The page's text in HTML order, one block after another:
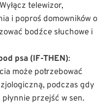
telewizor,
i poproś domowników o
bodźce słuchowe i
psa (IF-THEN):
może potrzebować
podczas gdy
przejść w sen.